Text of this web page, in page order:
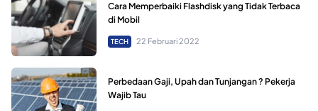
Cara Memperbaiki Flashdisk yang Tidak Terbaca
di Mobil
TECH 22 Februari 2022
Perbedaan Gaji, Upah dan Tunjangan ? Pekerja
Wajib Tau